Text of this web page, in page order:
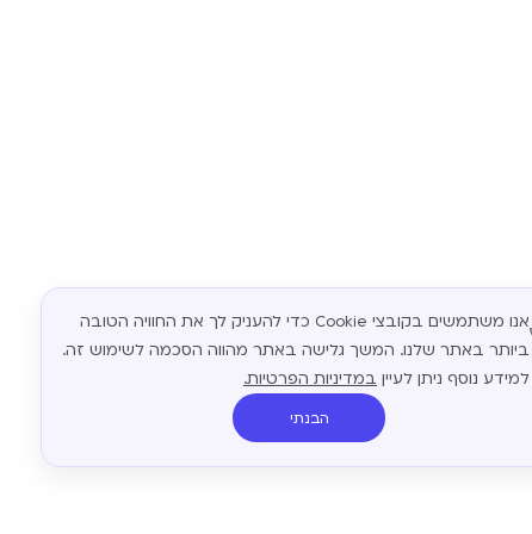
אנו משתמשים בקובצי Cookie כדי להעניק לך את החוויה הטובה
ביותר באתר שלנו. המשך גלישה באתר מהווה הסכמה לשימוש זה.
למידע נוסף ניתן לעיין במדיניות הפרטיות.
הבנתי